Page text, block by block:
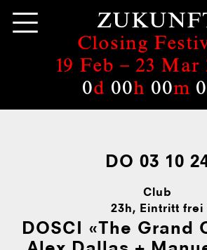
Closing
19 Feb – 23 Mar
0d 00h 00m
DO 03 10
Club
23h, Eintritt frei
DOSCI «The Grand